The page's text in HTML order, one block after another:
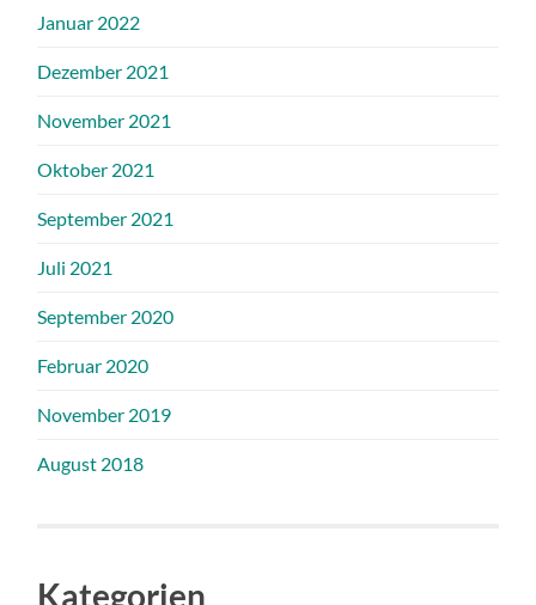
Januar 2022
Dezember 2021
November 2021
Oktober 2021
September 2021
Juli 2021
September 2020
Februar 2020
November 2019
August 2018
Kategorien